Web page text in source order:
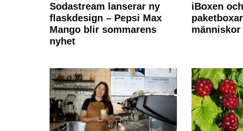
Sodastream lanserar ny
flaskdesign – Pepsi Max
Mango blir sommarens
nyhet
iBoxen
människor